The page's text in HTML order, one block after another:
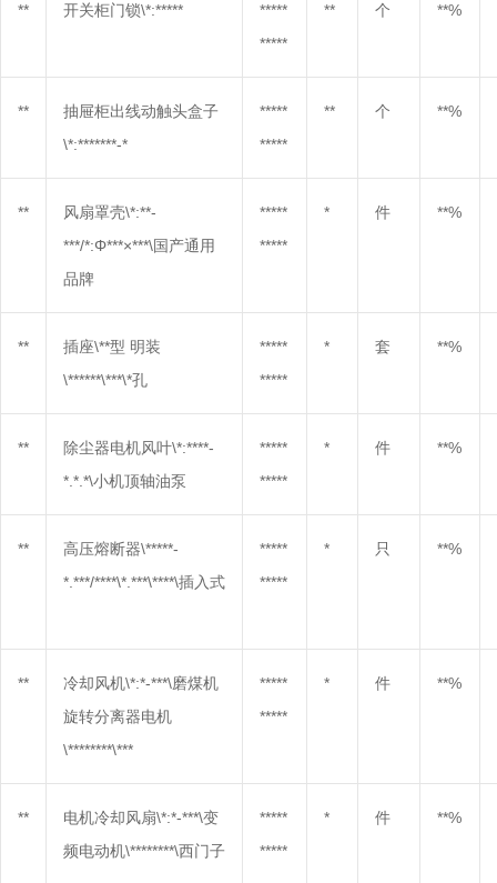
** 开关柜门锁\*:*****
*****
*****
** 个 **%
**
抽屉柜出线动触头盒子
\*:*******-*
*****
*****
** 个 **%
**
风扇罩壳\*:**-
***/*:Φ***×***\国产通用
品牌
*****
*****
* 件 **%
**
插座\**型 明装
\******\***\*孔
*****
*****
* 套 **%
**
除尘器电机风叶\*:****-
*.*.*\小机顶轴油泵
*****
*****
* 件 **%
**
高压熔断器\*****-
*.***/****\*.***\****\插入式
*****
*****
* 只 **%
**
冷却风机\*:*-***\磨煤机
旋转分离器电机
\********\***
*****
*****
* 件 **%
**
电机冷却风扇\*:*-***\变
频电动机\********\西门子
*****
*****
* 件 **%